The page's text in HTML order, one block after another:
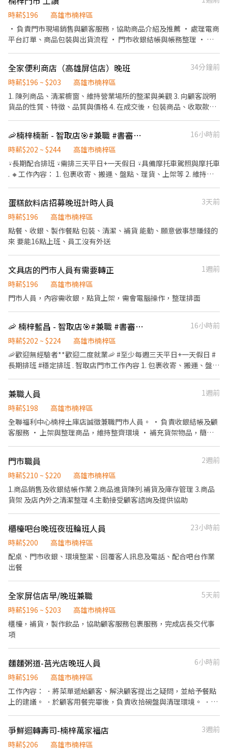
檢 ✅ 付費停車位 ✅ 餐費補貼$80元/天 ✅ 每年7天帶薪假
╭────⚡應徵方式⚡────╮ 聯絡 陳小姐✨ 預約面試： 應徵
預約請點選加入➡️ https://lin.ee/UhImTD9 • 📞 電話： 0911-
563-123 • 📲 𝐋𝐈𝐍𝐄： 搜尋帳號 @252fmefb
束營業前，統計銷售情形、盤點貨品存量及撰寫當日業務報表。
時薪$196
高雄市楠梓區
• 負責門市現場銷售與顧客服務，協助商品介紹及推薦 • 處理電商
平台訂單、商品包裝與出貨流程 • 門市收銀結帳與帳務整理 • 維
完成主管交辦事項 • 具服務熱忱、責任感，能獨立作業並重視團隊
合作
全家便利商店（高雄屏信店）晚班
34分鐘前
時薪$196 ~ $203
高雄市楠梓區
1. 陳列商品、清潔櫥窗、維持營業場所的整潔與美觀 3. 向顧客說明
貨品的性質、特徵、品質與價格 4. 在成交後，包裝商品、收取款
客 6. 保管所得現金，並於每日工作終了，根據售票存根，點交所售
得票價之現金 7. POS系統收銀機操作、結帳
🦐楠梓楠新 - 智取店🎯#兼職 #書審即上工 #新手友善 #早/晚/夜班-高雄
16小時前
時薪$202 ~ $244
高雄市楠梓區
⍣長期配合排班 ⍣需排三天平日+一天假日 ⍣具備摩托車駕照與摩托車
. 🔸工作內容： 1. 包裹收寄、搬運、盤點、理貨、上架等 2. 維持門
班 (晚班)兼職人員每日工作門店會分在1-3間門市排班 (多數區域為2
間以內) 4. 須配合蝦皮店到店工作內容調整 . 🔸班別：免輪班，選擇
一個班別應徵。 早班時間： 0700-1100/0730-1130/0800-
1200/0830-1230 (早班彈性7:00-8:30間可到班) 晚班時間：17:30-
班額外津貼，視情況延長) ♡ 晚班時薪 $224H (內含晚班額外津貼，
視情況延長) ♡ 晚班時薪 $244H (內含晚班額外津貼，視情況延長)
上或實體教育訓練及實體店面實習考核，皆有計薪 . 教育訓練(線上
上課，有薪水) >>一定要參加 下午場：14:00~17:00、晚上場：
18:00~21:00 ▶時間都有可能會因貨物量多與少做調整
蛋糕飲料店招募晚班計時人員
3天前
時薪$196
高雄市楠梓區
點餐、收銀、製作餐點 包裝、清潔、補貨 能動、願意做事想賺錢的
來 要能16點上班、員工沒有外送
文具店的門市人員有需要轉正
1週前
時薪$196
高雄市楠梓區
門市人員，內容需收銀，點貨上架，需會電腦操作，整理排面
🦐 楠梓藍昌 - 智取店🎯#兼職 #書審即上工 #新手友善! - 高雄
16小時前
時薪$202 ~ $224
高雄市楠梓區
🦐歡迎無經驗者**歡迎二度就業🦐 #至少每週三天平日+一天假日 #
長期排班 #穩定排班 . 智取店門市工作內容 1. 包裹收寄、搬運、盤
店會分在1-3間門市排班 (多數區域為2間以內) 4. 須配合蝦皮店到店
工作內容調整 5. 偶爾須配合鄰近有人店門市支援 . 班別：免輪班，
選擇一個班別應徵。 🟢早班時間： 0700-1100/0730-1130/0800-
1200/0830-1230 (早班彈性7:00-8:30間可到班) 🟢晚班時間：
班時薪 $224H (內含晚班額外津貼，視情況延長) ▶發薪日為隔月15
號 ▶只能薪轉本人帳戶，無法領現 ▶提供完整線上或實體教育訓練
一定要參加 下午場：14:00~17:00、晚上場：18:00~21:00 ▶時間都
有可能會因貨物量多與少做調整 . 薪資待遇 ▶早班時薪 $198H ▶晚
班時薪 $218H (內含晚班額外津貼，視情況延長) ▶發薪日為隔月15
號 ▶只能薪轉本人帳戶，無法領現 ▶提供完整線上或實體教育訓練
定要參加 下午場：14:00~17:00、晚上場：18:00~21:00
兼職人員
1週前
時薪$198
高雄市楠梓區
全聯福利中心楠梓土庫店誠徵兼職門市人員。 • 負責收銀結帳及顧
客服務 • 上架與整理商品，維持整齊環境 • 補充貨架物品，簡單
門市職員
2週前
時薪$210 ~ $220
高雄市楠梓區
1.商品銷售及收銀結帳作業 2.商品進貨陳列.補貨及庫存管理 3.商品
貨架 及店內外之清潔整理 4.主動接受顧客諮詢及提供協助
櫃檯吧台晚班夜班輪班人員
23小時前
時薪$200
高雄市楠梓區
配桌、門市收銀、環境整潔、回覆客人訊息及電話、配合吧台作業
出餐
全家屏信店早/晚班兼職
5天前
時薪$196 ~ $203
高雄市楠梓區
櫃檯，補貨，製作飲品，協助顧客服務包裹服務，完成店長交代事
項
麵麵粥道-莒光店晚班人員
6小時前
時薪$196
高雄市楠梓區
工作內容： ．將菜單遞給顧客、解決顧客提出之疑問，並給予餐點
上的建議。 ．於顧客用餐完畢後，負責收拾碗盤與清理環境。 ．負
爭鮮迴轉壽司-楠梓萬家福店
3週前
時薪$206
高雄市楠梓區